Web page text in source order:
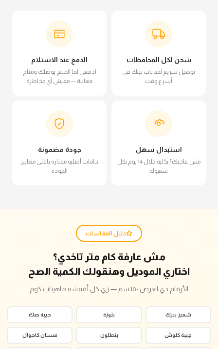
شحن لكل المحافظات
توصيل سريع لحد باب بيتك في
أسرع وقت
الدفع عند الاستلام
ادفعي لما المنتج يوصلك ومتاح
معاينة — مفيش أي مخاطرة
استبدال سهل
مش عاجبك؟ بدّليه خلال 14 يوم بكل
سهولة
جودة مضمونة
خامات أصلية ممتازة بأعلى معايير
الجودة
دليل المقاسات
مش عارفة كام متر تاخدي؟
اختاري الموديل وهنقولك الكمية الصح
الأرقام دي لعرض ١٥٠ سم — زي كل أقمشة ماهيتاب.كوم
شميز بيزك بلوزة جيبة صك
جيبة كلوش بنطلون فستان كاجوال